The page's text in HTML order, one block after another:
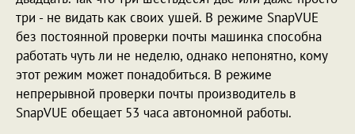
три - не видать как своих ушей. В режиме SnapVUE
без постоянной проверки почты машинка способна
работать чуть ли не неделю, однако непонятно, кому
этот режим может понадобиться. В режиме
непрерывной проверки почты производитель в
SnapVUE обещает 53 часа автономной работы.